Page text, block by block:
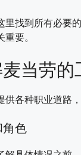
里找到所有必要
要。
当劳的
供各种职业道路
角色